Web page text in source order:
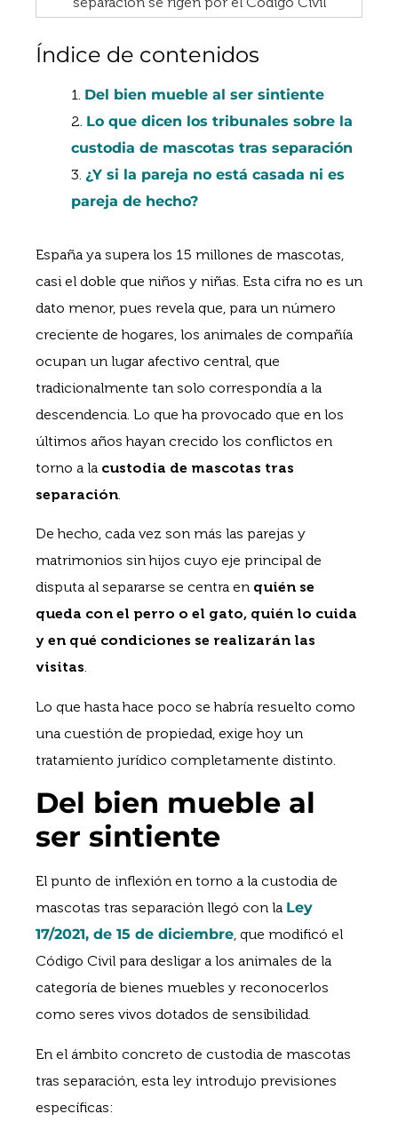
Índice de contenidos
Del bien mueble al ser sintiente
Lo que dicen los tribunales sobre la
custodia de mascotas tras separación
¿Y si la pareja no está casada ni es
pareja de hecho?
España ya supera los 15 millones de mascotas,
casi el doble que niños y niñas. Esta cifra no es un
dato menor, pues revela que, para un número
creciente de hogares, los animales de compañía
ocupan un lugar afectivo central, que
tradicionalmente tan solo correspondía a la
descendencia. Lo que ha provocado que en los
últimos años hayan crecido los conflictos en
torno a la custodia de mascotas tras
separación.
De hecho, cada vez son más las parejas y
matrimonios sin hijos cuyo eje principal de
disputa al separarse se centra en quién se
queda con el perro o el gato, quién lo cuida
y en qué condiciones se realizarán las
visitas.
Lo que hasta hace poco se habría resuelto como
una cuestión de propiedad, exige hoy un
tratamiento jurídico completamente distinto.
Del bien mueble al
ser sintiente
El punto de inflexión en torno a la custodia de
mascotas tras separación llegó con la Ley
17/2021, de 15 de diciembre, que modificó el
Código Civil para desligar a los animales de la
categoría de bienes muebles y reconocerlos
como seres vivos dotados de sensibilidad.
En el ámbito concreto de custodia de mascotas
tras separación, esta ley introdujo previsiones
específicas: